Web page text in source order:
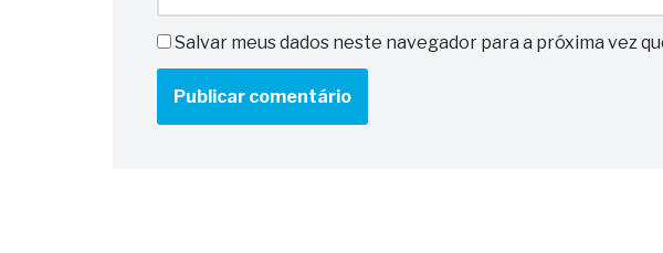
Salvar meus dados neste navegador para a próxima vez